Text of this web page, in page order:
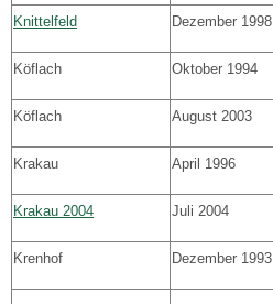
Knittelfeld Dezember 1998
Köflach Oktober 1994
Köflach August 2003
Krakau April 1996
Krakau 2004 Juli 2004
Krenhof Dezember 1993